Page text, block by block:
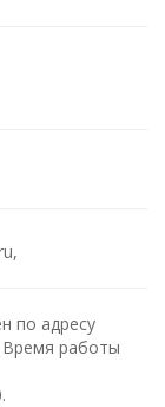
по адресу
Время работы
.